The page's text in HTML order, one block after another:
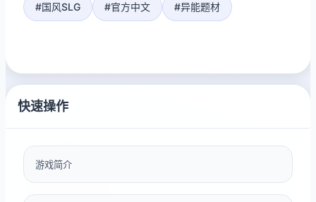
#国风SLG #官方中文 #异能题材
快速操作
游戏简介